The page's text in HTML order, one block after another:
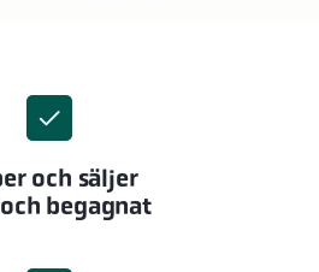
och säljer
begagnat